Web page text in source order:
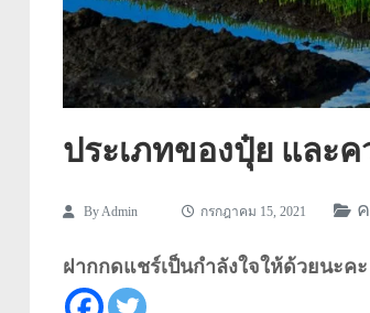
ประเภทของปุ๋ย และ
By Admin กรกฎาคม 15, 2021
ฝากกดแชร์เป็นกำลังใจให้ด้วยนะคะ